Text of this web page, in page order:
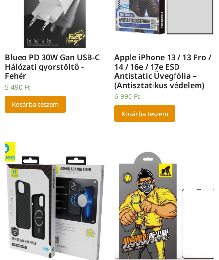
Blueo PD 30W Gan USB-C
Hálózati gyorstöltő -
Fehér
5 490 Ft
Kosárba teszem
Apple iPhone 13 / 13 Pro /
14 / 16e / 17e ESD
Antistatic Üvegfólia –
(Antisztatikus védelem)
6 990 Ft
Kosárba teszem